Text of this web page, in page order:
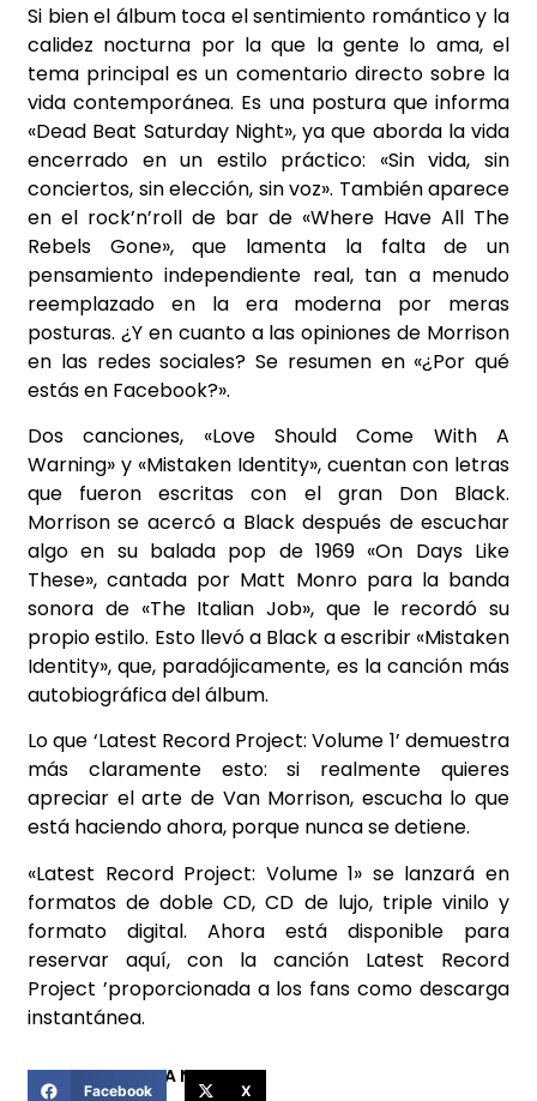
Si bien el álbum toca el sentimiento romántico y la
calidez nocturna por la que la gente lo ama, el
tema principal es un comentario directo sobre la
vida contemporánea. Es una postura que informa
«Dead Beat Saturday Night», ya que aborda la vida
encerrado en un estilo práctico: «Sin vida, sin
conciertos, sin elección, sin voz». También aparece
en el rock’n’roll de bar de «Where Have All The
Rebels Gone», que lamenta la falta de un
pensamiento independiente real, tan a menudo
reemplazado en la era moderna por meras
posturas. ¿Y en cuanto a lasopiniones de Morrison
en las redes sociales? Se resumen en «¿Por qué
estás en Facebook?».
Dos canciones, «Love Should Come With A
Warning» y «Mistaken Identity», cuentan con letras
que fueron escritas con el gran Don Black.
Morrison se acercó a Black después de escuchar
algo en su balada pop de 1969 «On Days Like
These», cantada por Matt Monro para la banda
sonora de «The Italian Job», que le recordó su
propio estilo. Esto llevó a Black aescribir «Mistaken
Identity», que, paradójicamente, es la canción más
autobiográfica delálbum.
Lo que ‘Latest Record Project: Volume 1’ demuestra
más claramente esto: si realmente quieres
apreciar el arte de Van Morrison, escucha lo que
está haciendo ahora, porque nuncase detiene.
«Latest Record Project: Volume 1» se lanzará en
formatos de doble CD, CD de lujo, triple vinilo y
formato digital. Ahora está disponible para
reservar aquí, con la canción Latest Record
Project ’proporcionada a los fans como descarga
instantánea.
COMPARTIR ESTA NOTICIA
Facebook X